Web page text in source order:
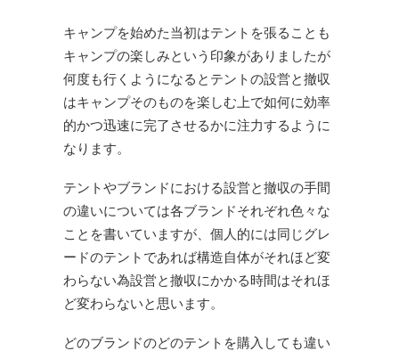
キャンプを始めた当初はテントを張ることも
キャンプの楽しみという印象がありましたが
何度も行くようになるとテントの設営と撤収
はキャンプそのものを楽しむ上で如何に効率
的かつ迅速に完了させるかに注力するように
なります。
テントやブランドにおける設営と撤収の手間
の違いについては各ブランドそれぞれ色々な
ことを書いていますが、個人的には同じグレ
ードのテントであれば構造自体がそれほど変
わらない為設営と撤収にかかる時間はそれほ
ど変わらないと思います。
どのブランドのどのテントを購入しても違い